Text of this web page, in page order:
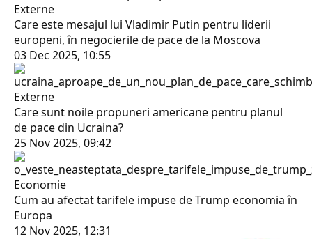
Externe
Care este mesajul lui Vladimir Putin pentru liderii
europeni, în negocierile de pace de la Moscova
03 Dec 2025, 10:55
Externe
Care sunt noile propuneri americane pentru planul
de pace din Ucraina?
25 Nov 2025, 09:42
Economie
Cum au afectat tarifele impuse de Trump economia în
Europa
12 Nov 2025, 12:31